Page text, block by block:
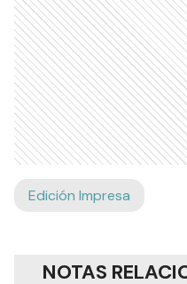
Edición Impresa
NOTAS